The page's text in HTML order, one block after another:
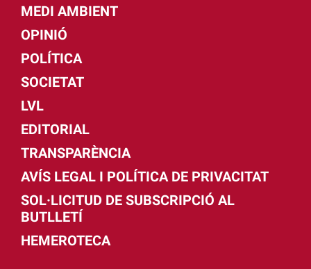
MEDI AMBIENT
OPINIÓ
POLÍTICA
SOCIETAT
LVL
EDITORIAL
TRANSPARÈNCIA
AVÍS LEGAL I POLÍTICA DE PRIVACITAT
SOL·LICITUD DE SUBSCRIPCIÓ AL
BUTLLETÍ
HEMEROTECA